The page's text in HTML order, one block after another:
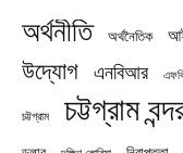
অর্থনীতি অর্থনৈতিক
উদ্যোগ এনবিআর
চট্টগ্রাম চট্টগ্রাম